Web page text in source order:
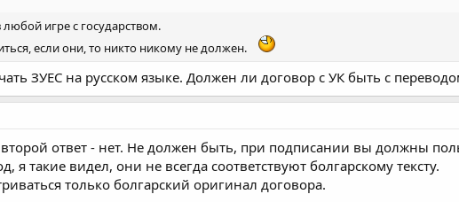
любой игре с государством.
если они, то никто никому не должен.
ЗУЕС на русском языке. Должен ли договор с УК быть с
ответ - нет. Не должен быть, при подписании вы должны
я такие видел, они не всегда соответствуют болгарскому тексту.
только болгарский оригинал договора.